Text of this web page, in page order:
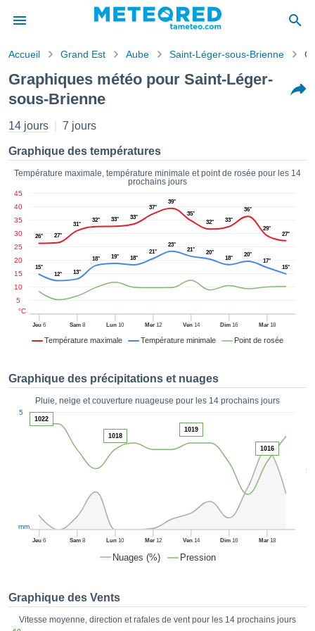
de
a
des
Vous
en
les
:
les
des
de
sur
ACCEPTER
Accueil Grand Est Aube Saint-Léger-sous-Brienne
Graphiques météo pour Saint-Léger-
sous-Brienne
14 jours 7 jours
Graphique des températures
Température maximale, température minimale et point de rosée pour les 14
prochains jours
Température maximale Température minimale Point de rosée
Jeu 6 Sam8 Lun 10 Mer12 Ven14 Dim 16 Mar18
5
10
15
20
25
30
35
40
45
°C
26° 27°
31°
32° 33° 33°
37°
39°
35°
32°
33°
36°
29°
27°
15°
12°
13°
18° 19° 18°
21°
23°
21°
20°
18°
20°
17°
15°
Graphique des précipitations et nuages
Pluie, neige et couverture nuageuse pour les 14 prochains jours
Nuages (%) Pression
50
Jeu 6 Sam8 Lun 10 Mer12 Ven14 Dim 16 Mar18
5
mm
1022
1018
1019
1016
Graphique des Vents
Vitesse moyenne, direction et rafales de vent pour les 14 prochains jours